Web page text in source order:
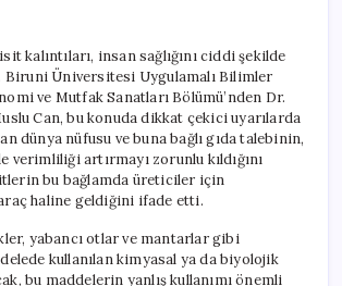
Önemli
Uyarılar
için
kalıntıları, insan sağlığını ciddi şekilde
Üniversitesi Uygulamalı Bilimler
ve Mutfak Sanatları Bölümü’nden Dr.
Can, bu konuda dikkat çekici uyarılarda
dünya nüfusu ve buna bağlı gıda talebinin,
verimliliği artırmayı zorunlu kıldığını
bu bağlamda üreticiler için
haline geldiğini ifade etti.
yabancı otlar ve mantarlar gibi
kullanılan kimyasal ya da biyolojik
bu maddelerin yanlış kullanımı önemli